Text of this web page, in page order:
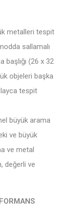
metalleri tespit
sallamalı
başlığı (26 x 32
objeleri başka
tespit
büyük arama
ve büyük
ve metal
değerli ve